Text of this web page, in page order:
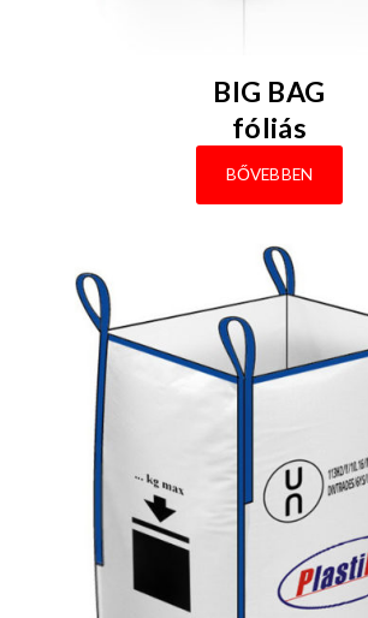
BIG BAG
fóliás
BŐVEBBEN